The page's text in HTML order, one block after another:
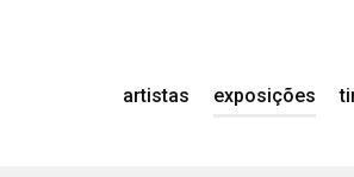
artistas exposições